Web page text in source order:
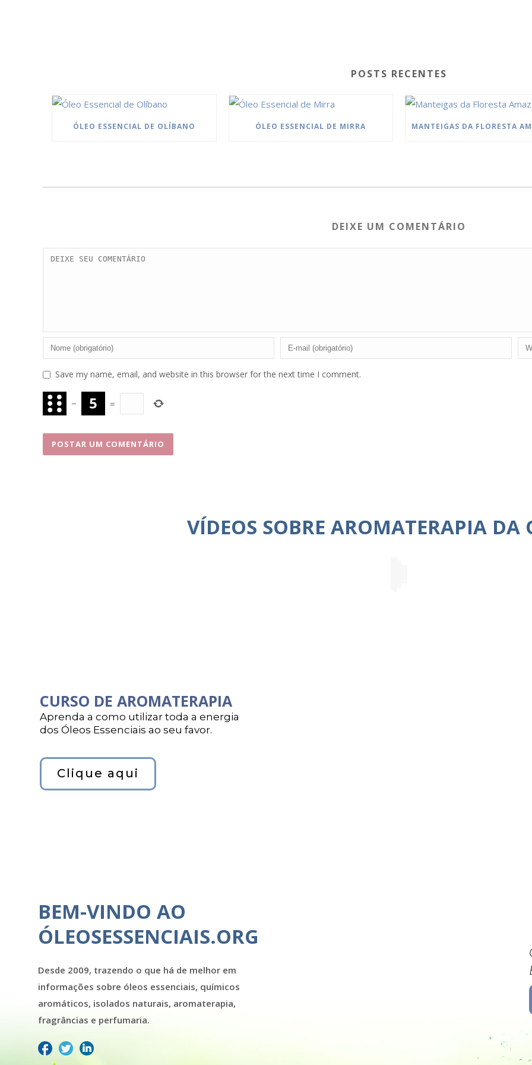
POSTS RECENTES
ÓLEO ESSENCIAL DE OLÍBANO ÓLEO ESSENCIAL DE MIRRA
DEIXE UM COMENTÁRIO
Save my name, email, and website in this browser for the next time I comment.
− =
VÍDEOS SOBRE AROMATERAPIA DA
CURSO DE AROMATERAPIA
Aprenda a como utilizar toda a energia
dos Óleos Essenciais ao seu favor.
Clique aqui
BEM-VINDO AO
ÓLEOSESSENCIAIS.ORG
Desde 2009, trazendo o que há de melhor em
informações sobre óleos essenciais, químicos
aromáticos, isolados naturais, aromaterapia,
fragrâncias e perfumaria.